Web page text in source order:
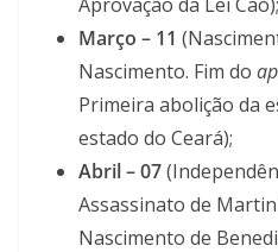
Março – 11
Nascimento. Fim do
Primeira abolição da
estado do Ceará);
Abril – 07
Assassinato de
Nascimento de